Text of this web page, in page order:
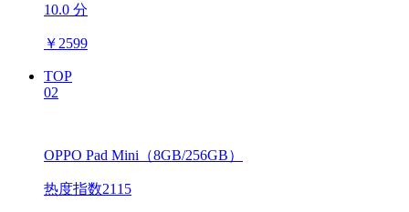
10.0 分
￥ 2599
TOP
02
OPPO Pad Mini（8GB/256GB）
热度指数2115